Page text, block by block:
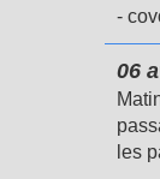
-
06
les